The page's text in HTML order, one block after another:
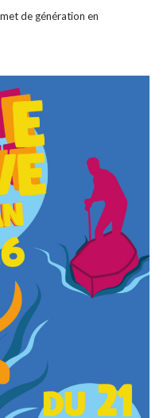
de génération en